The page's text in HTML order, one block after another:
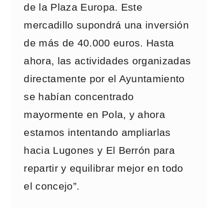
de la Plaza Europa. Este
mercadillo supondrá una inversión
de más de 40.000 euros. Hasta
ahora, las actividades organizadas
directamente por el Ayuntamiento
se habían concentrado
mayormente en Pola, y ahora
estamos intentando ampliarlas
hacia Lugones y El Berrón para
repartir y equilibrar mejor en todo
el concejo”.